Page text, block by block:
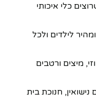
כלי איכותי
לילדים ולכל
מיצים ורטבים
נישואין, חנוכת בית